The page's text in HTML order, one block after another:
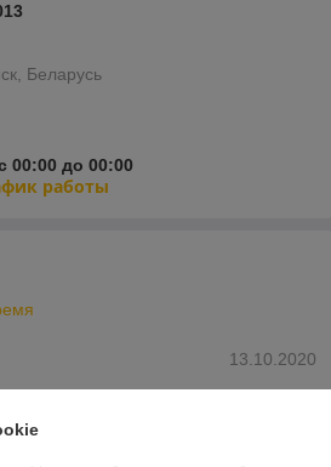
Беларусь
00:00 до 00:00
работы
13.10.2020
груза Гродно - Минск.